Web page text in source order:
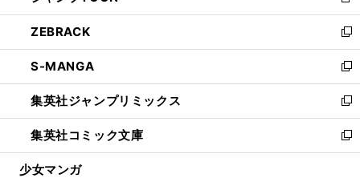
開
く
ウ
で
開
く
ン
ド
ウ
で
開
く
ウ
ィ
ン
ド
ウ
で
開
く
し
い
ウ
ィ
ン
ド
ウ
で
開
ZEBRACK
新
し
い
ウ
ィ
ン
ド
ウ
S-MANGA
新
し
い
ウ
ィ
ン
集英社ジャンプリミックス
新
し
い
ウ
集英社コミック文庫
新
し
少女マンガ